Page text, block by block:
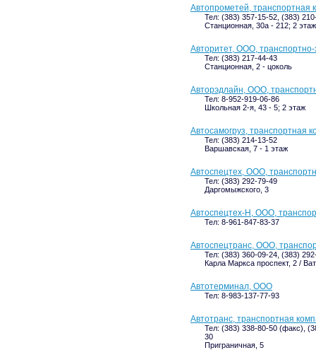
Автопрометей, транспортная
Тел: (383) 357-15-52, (383)
Станционная, 30а - 212; 2 этаж
Авторитет, ООО,
Тел: (383) 217-44-43
Станционная, 2 - цоколь
Авторэдлайн, ООО,
Тел: 8-952-919-06-86
Школьная 2-я, 43 - 5; 2 этаж
Автосамогруз, транспортная
Тел: (383) 214-13-52
Варшавская, 7 - 1 этаж
Автоспецтех, ООО,
Тел: (383) 292-79-49
Даргомыжского, 3
Автоспецтех-Н, ООО,
Тел: 8-961-847-83-37
Автоспецтранс, ООО,
Тел: (383) 360-09-24, (383)
Карла Маркса проспект, 2 /
Автотерминал, ООО
Тел: 8-983-137-77-93
Автотранс, транспортная
Тел: (383) 338-80-50 (факс),
30
Приграничная, 5